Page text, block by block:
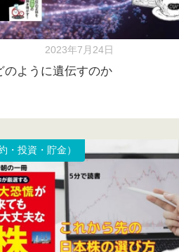
2023年7月24日
のように遺伝すのか
・投資・貯金）